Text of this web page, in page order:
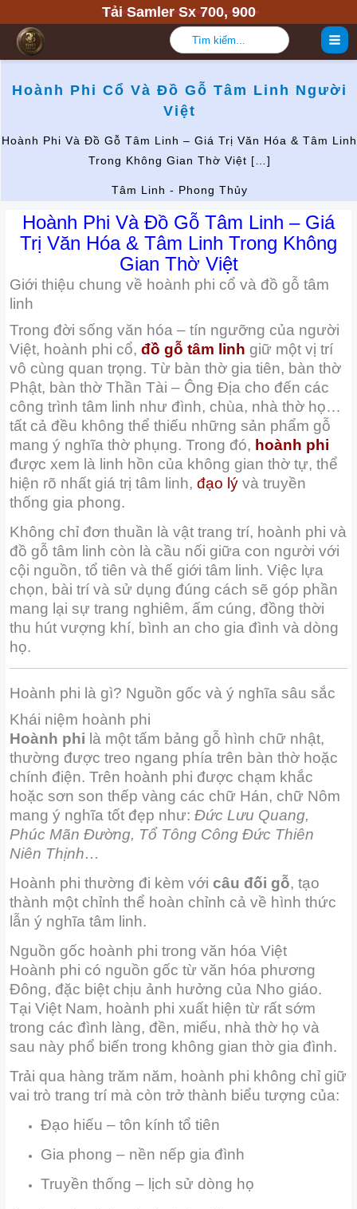
tới
dung
Tải Samler Sx 700, 900
kiếm:
Hoành Phi Cổ Và Đồ Gỗ Tâm Linh Người
Việt
Hoành Phi Và Đồ Gỗ Tâm Linh – Giá Trị Văn Hóa & Tâm Linh
Trong Không Gian Thờ Việt […]
Tâm Linh - Phong Thủy
Hoành Phi Và Đồ Gỗ Tâm Linh – Giá
Trị Văn Hóa & Tâm Linh Trong Không
Gian Thờ Việt
Giới thiệu chung về hoành phi cổ và đồ gỗ tâm
linh
Trong đời sống văn hóa – tín ngưỡng của người
Việt, hoành phi cổ,đồ gỗ tâm linh giữ một vị trí
vô cùng quan trọng. Từ bàn thờ gia tiên, bàn thờ
Phật, bàn thờ Thần Tài – Ông Địa cho đến các
công trình tâm linh như đình, chùa, nhà thờ họ…
tất cả đều không thể thiếu những sản phẩm gỗ
mang ý nghĩa thờ phụng. Trong đó, hoành phi
được xem là linh hồn của không gian thờ tự, thể
hiện rõ nhất giá trị tâm linh, đạo lý và truyền
thống gia phong.
Không chỉ đơn thuần là vật trang trí, hoành phi và
đồ gỗ tâm linh còn là cầu nối giữa con người với
cội nguồn, tổ tiên và thế giới tâm linh. Việc lựa
chọn, bài trí và sử dụng đúng cách sẽ góp phần
mang lại sự trang nghiêm, ấm cúng, đồng thời
thu hút vượng khí, bình an cho gia đình và dòng
họ.
Hoành phi là gì? Nguồn gốc và ý nghĩa sâu sắc
Khái niệm hoành phi
Hoành phi là một tấm bảng gỗ hình chữ nhật,
thường được treo ngang phía trên bàn thờ hoặc
chính điện. Trên hoành phi được chạm khắc
hoặc sơn son thếp vàng các chữ Hán, chữ Nôm
mang ý nghĩa tốt đẹp như:Đức Lưu Quang,
Phúc Mãn Đường, Tổ Tông Công Đức Thiên
Niên Thịnh…
Hoành phi thường đi kèm vớicâu đối gỗ, tạo
thành một chỉnh thể hoàn chỉnh cả về hình thức
lẫn ý nghĩa tâm linh.
Nguồn gốc hoành phi trong văn hóa Việt
Hoành phi có nguồn gốc từ văn hóa phương
Đông, đặc biệt chịu ảnh hưởng của Nho giáo.
Tại Việt Nam, hoành phi xuất hiện từ rất sớm
trong các đình làng, đền, miếu, nhà thờ họ và
sau này phổ biến trong không gian thờ gia đình.
Trải qua hàng trăm năm, hoành phi không chỉ giữ
vai trò trang trí mà còn trở thành biểu tượng của:
Đạo hiếu – tôn kính tổ tiên
Gia phong – nền nếp gia đình
Truyền thống – lịch sử dòng họ